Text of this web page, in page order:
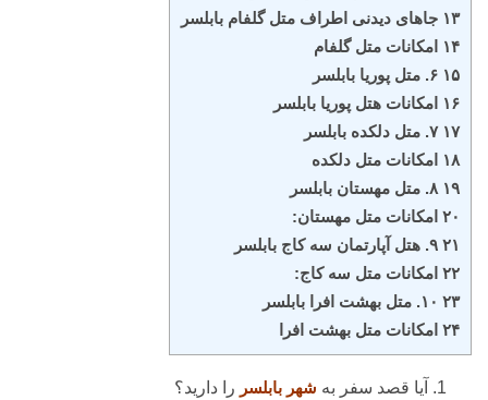
۱۳ جاهای دیدنی اطراف متل گلفام بابلسر
۱۴ امکانات متل گلفام
۱۵ ۶. متل پوریا بابلسر
۱۶ امکانات هتل پوریا بابلسر
۱۷ ۷. متل دلکده بابلسر
۱۸ امکانات متل دلکده
۱۹ ۸. متل مهستان بابلسر
۲۰ امکانات متل مهستان:
۲۱ ۹. هتل آپارتمان سه کاج بابلسر
۲۲ امکانات متل سه کاج:
۲۳ ۱۰. متل بهشت افرا بابلسر
۲۴ امکانات متل بهشت افرا
آیا قصد سفر به شهر بابلسر را دارید؟